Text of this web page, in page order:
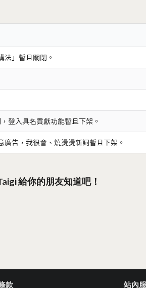
法」暫且關閉。
登入具名貢獻功能暫且下架。
告，我很會、燒燙燙新詞暫且下架。
給你的朋友知道吧！
款 站內